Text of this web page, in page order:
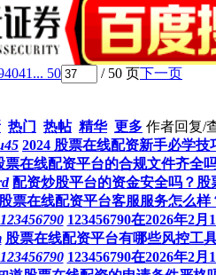
4041 ... 50 / 50 页下一页
热门 热帖 精华 更多 作者回复/
2024 股票在线配资新手必学
票在线配资平台的合规文件齐全
配资炒股平台的资金安全吗？股
股票在线配资平台客服服务怎么
123456790在2026年2
股票在线配资平台有哪些风控工
123456790在2026年2